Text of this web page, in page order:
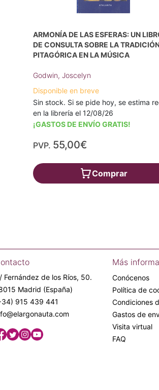
ARMONÍA DE LAS ESFERAS: UN
DE CONSULTA SOBRE LA
PITAGÓRICA EN LA MÚSICA
Godwin, Joscelyn
Disponible en breve
Sin stock. Si se pide hoy, se estima
en la librería el 12/08/26
¡GASTOS DE ENVÍO GRATIS!
PVP. 55,00€
Comprar
Fernández de los Ríos, 50.
Madrid (España)
915 439 441
Más
Conócenos
Política de
Condiciones
Gastos de
Visita virtual
FAQ